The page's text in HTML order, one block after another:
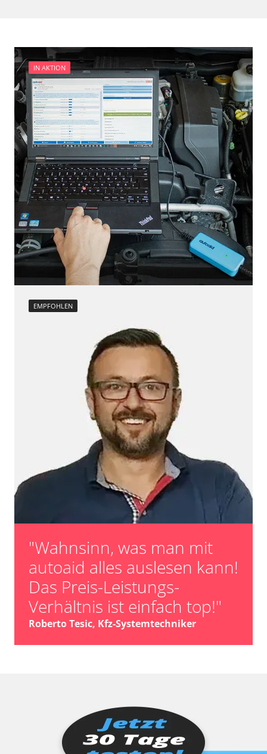
IN AKTION
EMPFOHLEN
"Wahnsinn, was man mit
autoaid alles auslesen kann!
Das Preis-Leistungs-
Verhältnis ist einfach top!"
Roberto Tesic, Kfz-Systemtechniker